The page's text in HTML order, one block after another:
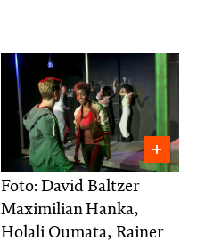
Foto: David Baltzer
Maximilian Hanka,
Holali Oumata, Rainer